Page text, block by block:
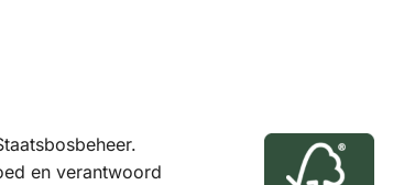
en verantwoord